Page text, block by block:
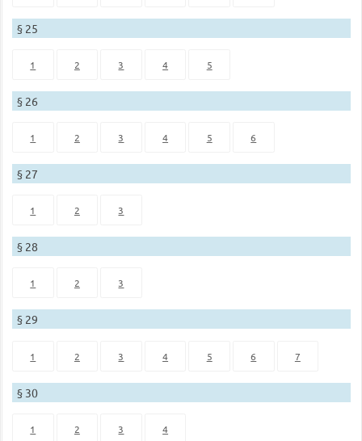
§ 25
1 2 3 4 5
§ 26
1 2 3 4 5 6
§ 27
1 2 3
§ 28
1 2 3
§ 29
1 2 3 4 5 6 7
§ 30
1 2 3 4